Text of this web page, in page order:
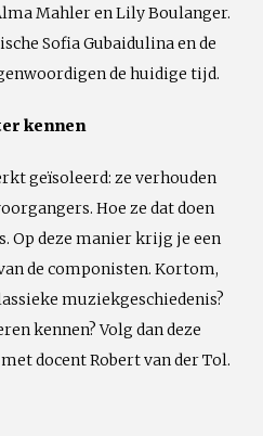
Mahler en Lily Boulanger.
Sofia Gubaidulina en de
de huidige tijd.
kennen
geïsoleerd: ze verhouden
Hoe ze dat doen
Op deze manier krijg je een
de componisten. Kortom,
muziekgeschiedenis?
kennen? Volg dan deze
docent Robert van der Tol.